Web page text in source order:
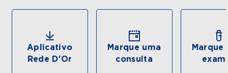
Aplicativo
Rede D'Or
Marque uma
consulta
Marque